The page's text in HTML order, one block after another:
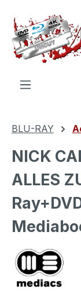
Zum Hauptinhalt
BLU-RAY
NICK
ALLES